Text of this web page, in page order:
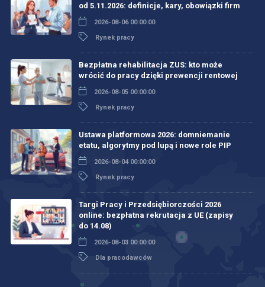
od 5.11.2026: definicje, kary, obowiązki firm
2026-08-06 00:00:00
Rynek pracy
Bezpłatna rehabilitacja ZUS: kto może
wrócić do pracy dzięki prewencji rentowej
2026-08-05 00:00:00
Rynek pracy
Ustawa platformowa 2026: domniemanie
etatu, algorytmy pod lupą i nowe role PIP
2026-08-04 00:00:00
Rynek pracy
Targi Pracy i Przedsiębiorczości 2026
online: bezpłatna rekrutacja z UE (zapisy
do 14.08)
2026-08-03 00:00:00
Dla pracodawców